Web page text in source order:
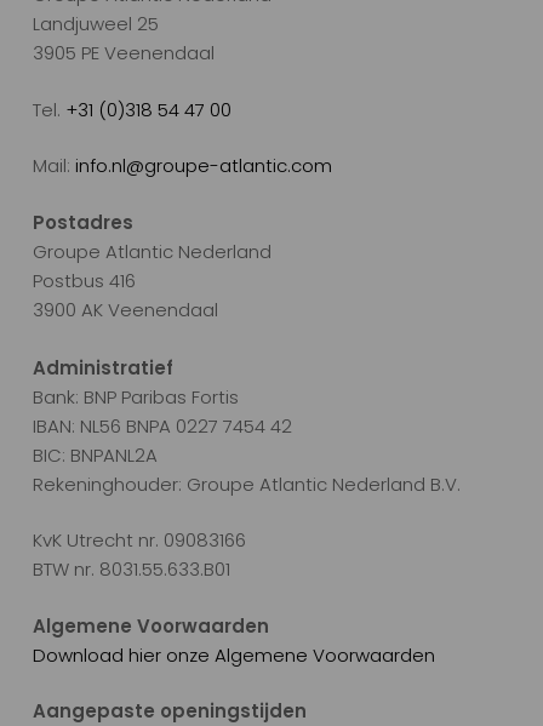
Landjuweel 25
3905 PE Veenendaal
Tel. +31 (0)318 54 47 00
Mail: info.nl@groupe-atlantic.com
Postadres
Groupe Atlantic Nederland
Postbus 416
3900 AK Veenendaal
Administratief
Bank: BNP Paribas Fortis
IBAN: NL56 BNPA 0227 7454 42
BIC: BNPANL2A
Rekeninghouder: Groupe Atlantic Nederland B.V.
KvK Utrecht nr. 09083166
BTW nr. 8031.55.633.B01
Algemene Voorwaarden
Download hier onze Algemene Voorwaarden
Aangepaste openingstijden